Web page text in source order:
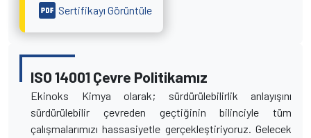
Sertifikayı Görüntüle
ISO 14001 Çevre Politikamız
Ekinoks Kimya olarak; sürdürülebilirlik anlayışını
sürdürülebilir çevreden geçtiğinin bilinciyle tüm
çalışmalarımızı hassasiyetle gerçekleştiriyoruz. Gelecek